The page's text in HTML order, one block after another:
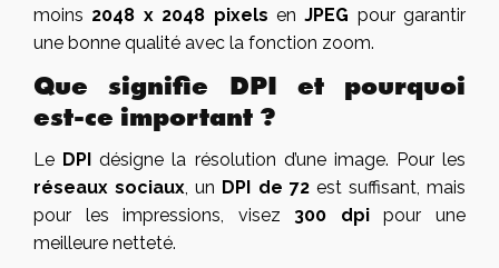
moins 2048 x 2048 pixels enJPEG pour garantir
une bonne qualité avec la fonction zoom.
Que signifie DPI et pourquoi
est-ce important ?
Le DPI désigne la résolution d’une image. Pour les
réseaux sociaux, un DPI de 72est suffisant, mais
pour les impressions, visez 300 dpipour une
meilleure netteté.